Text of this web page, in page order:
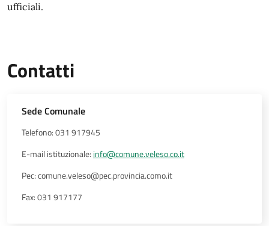
ufficiali.
Contatti
Sede Comunale
Telefono: 031 917945
E-mail istituzionale: info@comune.veleso.co.it
Pec: comune.veleso@pec.provincia.como.it
Fax: 031 917177